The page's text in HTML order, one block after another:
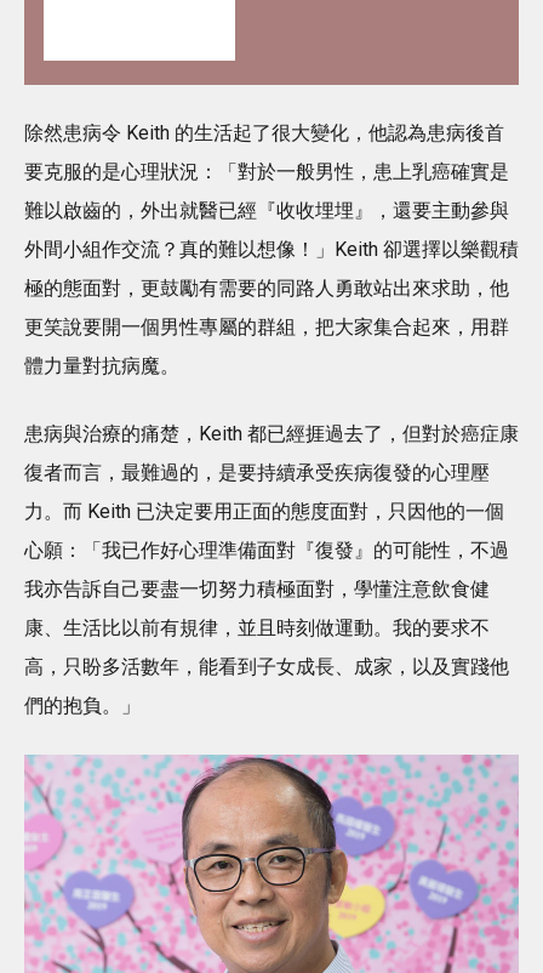
除然患病令 Keith 的生活起了很大變化，他認為患病後首
要克服的是心理狀況：「對於一般男性，患上乳癌確實是
難以啟齒的，外出就醫已經『收收埋埋』，還要主動參與
外間小組作交流？真的難以想像！」Keith 卻選擇以樂觀積
極的態面對，更鼓勵有需要的同路人勇敢站出來求助，他
更笑說要開一個男性專屬的群組，把大家集合起來，用群
體力量對抗病魔。
患病與治療的痛楚，Keith 都已經捱過去了，但對於癌症康
復者而言，最難過的，是要持續承受疾病復發的心理壓
力。而 Keith 已決定要用正面的態度面對，只因他的一個
心願：「我已作好心理準備面對『復發』的可能性，不過
我亦告訴自己要盡一切努力積極面對，學懂注意飲食健
康、生活比以前有規律，並且時刻做運動。我的要求不
高，只盼多活數年，能看到子女成長、成家，以及實踐他
們的抱負。」